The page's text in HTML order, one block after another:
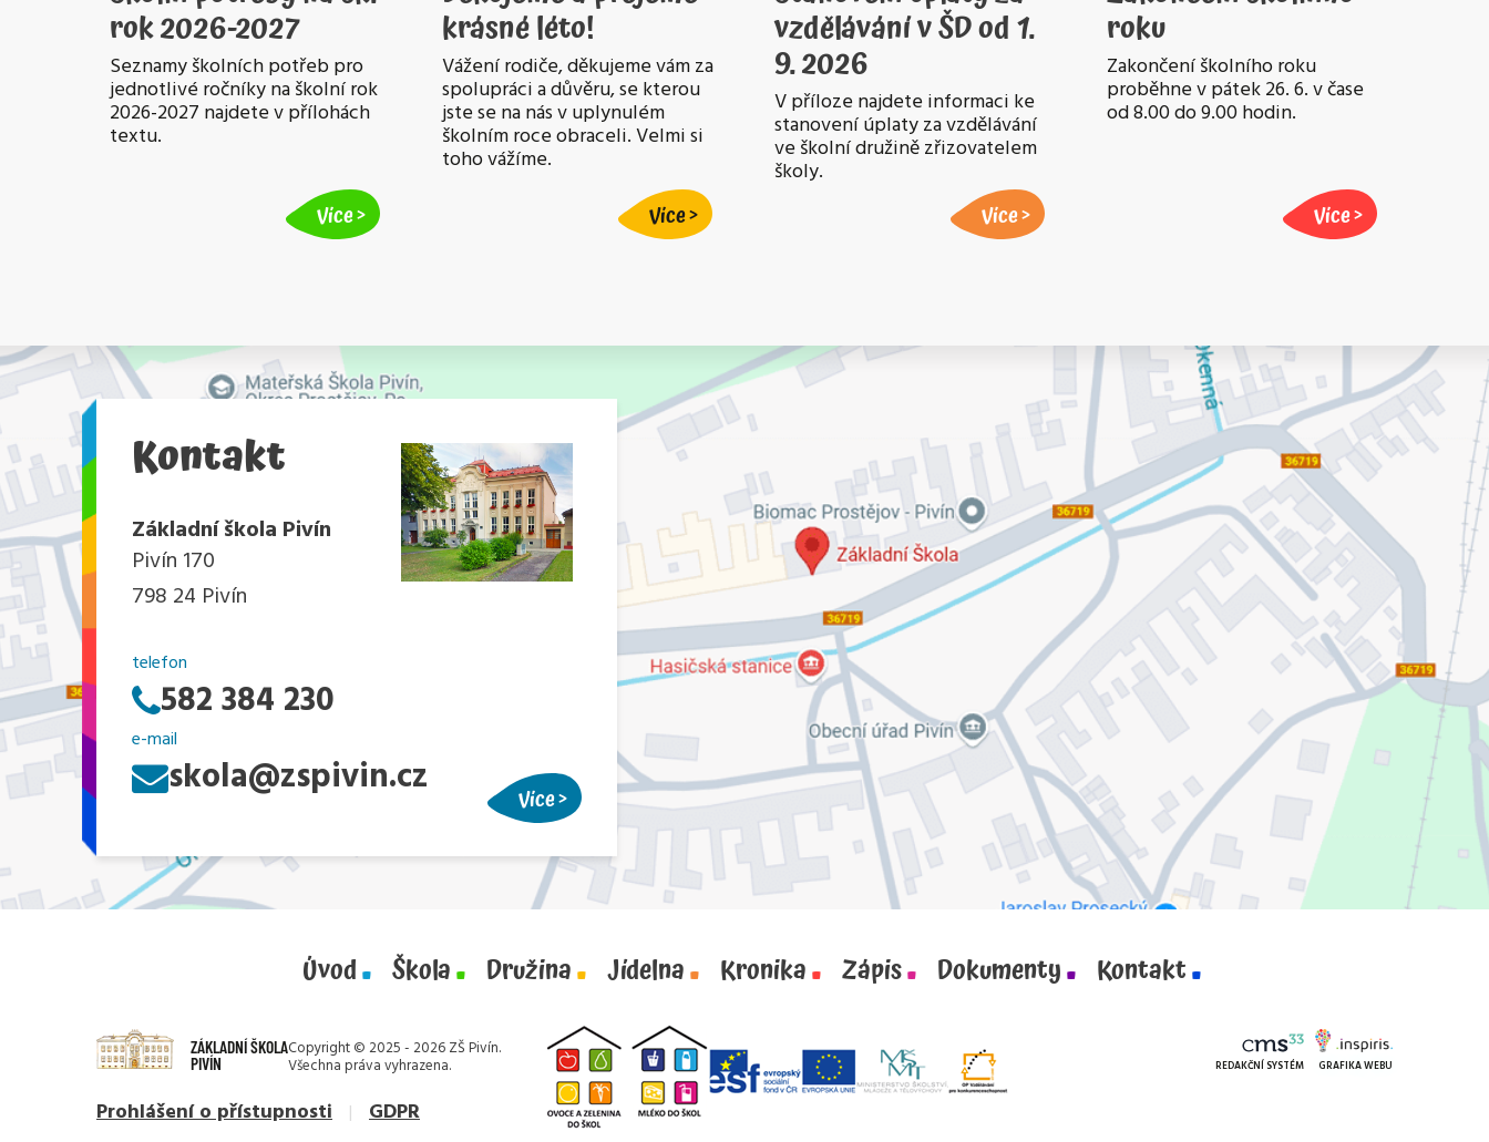
rok 2026-2027
Seznamy školních potřeb pro
jednotlivé ročníky na školní rok
2026-2027 najdete v přílohách
textu.
Více
krásné léto!
Vážení rodiče, děkujeme vám za
spolupráci a důvěru, se kterou
jste se na nás v uplynulém
školním roce obraceli. Velmi si
toho vážíme.
Více
vzdělávání v ŠD od 1.
9. 2026
V příloze najdete informaci ke
stanovení úplaty za vzdělávání
ve školní družině zřizovatelem
školy.
Více
roku
Zakončení školního roku
proběhne v pátek 26. 6. v čase
od 8.00 do 9.00 hodin.
Více
Kontakt
Základní škola Pivín
Pivín 170
798 24 Pivín
telefon
582 384 230
e-mail
skola@zspivin.cz Více
Úvod Škola Družina Jídelna Kronika Zápis Dokumenty Kontakt
ZÁKLADNÍ ŠKOLA
PIVÍN
Copyright © 2025 - 2026 ZŠ Pivín.
Všechna práva vyhrazena.
Prohlášení o přístupnosti GDPR
REDAKČNÍ SYSTÉM GRAFIKA WEBU